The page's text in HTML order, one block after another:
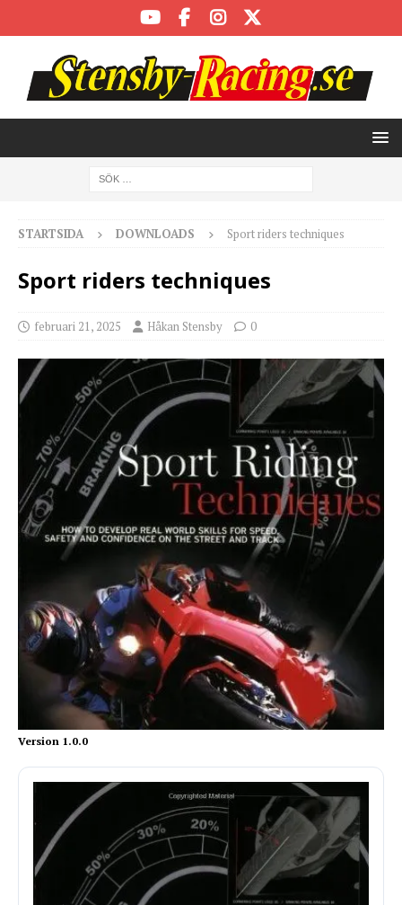
STARTSIDA DOWNLOADS Sport riders techniques
Sport riders techniques
februari 21, 2025 Håkan Stensby 0
Version 1.0.0